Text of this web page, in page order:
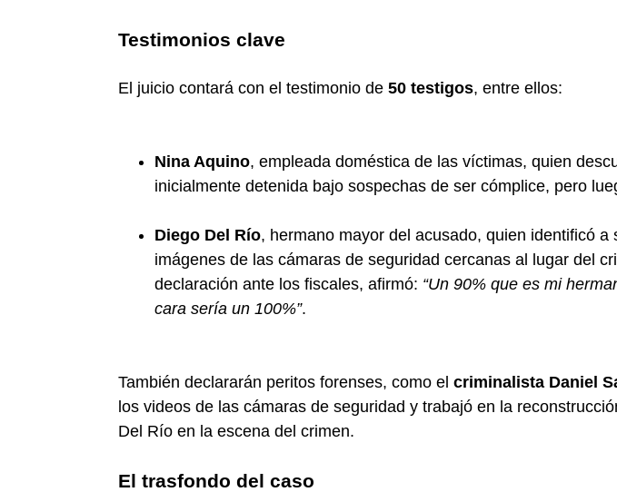
Testimonios clave
El juicio contará con el testimonio de 50 testigos, entre ellos:
Nina Aquino, empleada doméstica de las víctimas, quien
inicialmente detenida bajo sospechas de ser cómplice, pero
Diego Del Río, hermano mayor del acusado, quien identificó a
imágenes de las cámaras de seguridad cercanas al lugar del
declaración ante los fiscales, afirmó: “Un 90% que es mi
cara sería un 100%”.
También declararán peritos forenses, como el criminalista Daniel
los videos de las cámaras de seguridad y trabajó en la
Del Río en la escena del crimen.
El trasfondo del caso